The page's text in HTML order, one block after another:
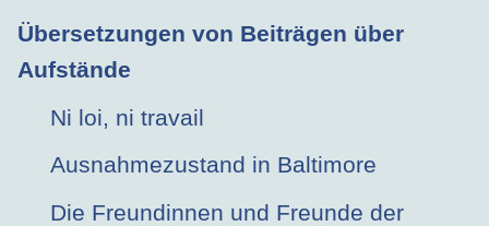
Übersetzungen von Beiträgen über
Aufstände
Ni loi, ni travail
Ausnahmezustand in Baltimore
Die Freundinnen und Freunde der